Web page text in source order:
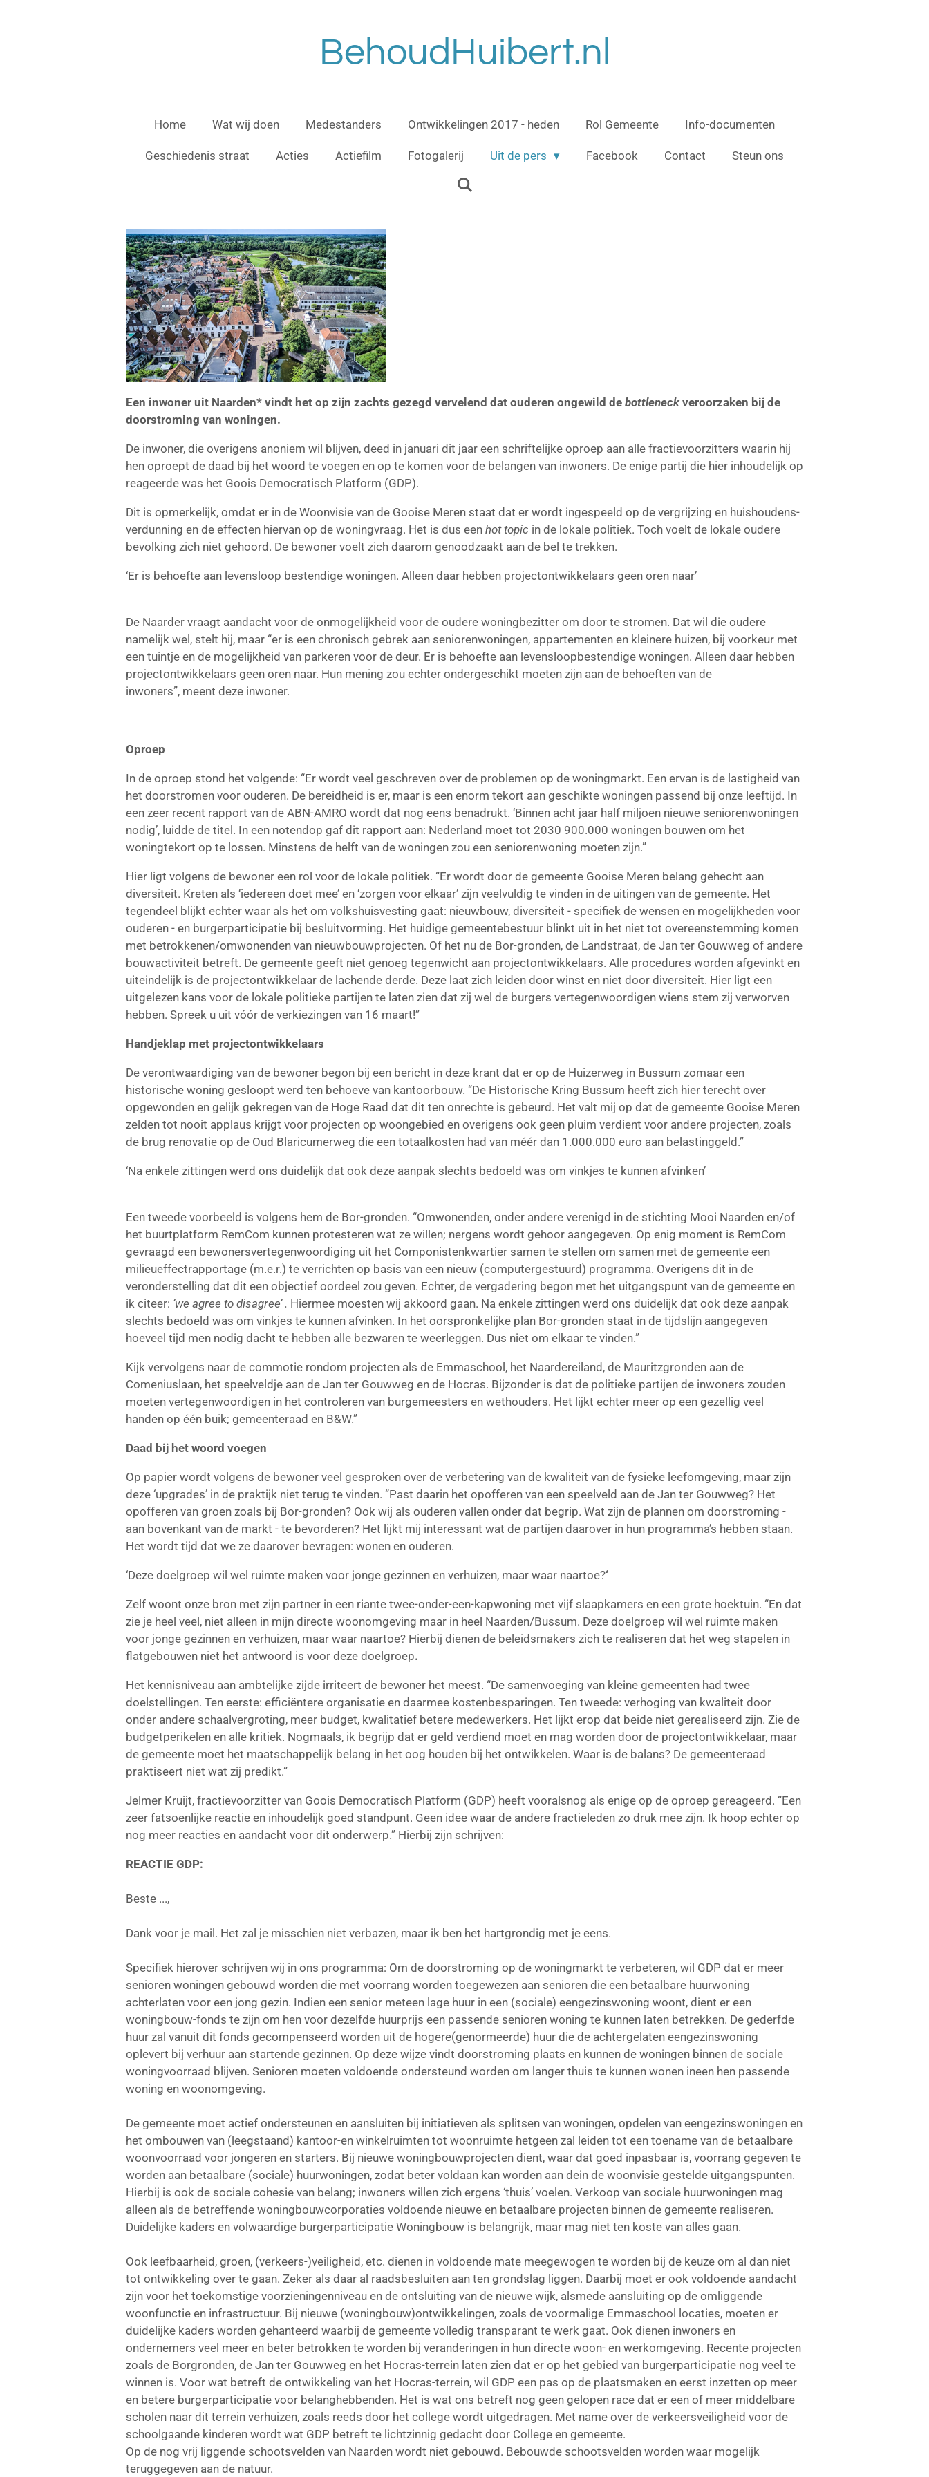
BehoudHuibert.nl
Home Wat wij doen Medestanders Ontwikkelingen 2017 - heden Rol Gemeente Info-documenten
Geschiedenis straat Acties Actiefilm Fotogalerij Uit de pers Facebook Contact Steun ons
Een inwoner uit Naarden* vindt het op zijn zachts gezegd vervelend dat ouderen ongewild de bottleneck veroorzaken bij de
doorstroming van woningen.
De inwoner, die overigens anoniem wil blijven, deed in januari dit jaar een schriftelijke oproep aan alle fractievoorzitters waarin hij
hen oproept de daad bij het woord te voegen en op te komen voor de belangen van inwoners. De enige partij die hier inhoudelijk op
reageerde was het Goois Democratisch Platform (GDP).
Dit is opmerkelijk, omdat er in de Woonvisie van de Gooise Meren staat dat er wordt ingespeeld op de vergrijzing en huishoudens-
verdunning en de effecten hiervan op de woningvraag. Het is dus een hot topic in de lokale politiek. Toch voelt de lokale oudere
bevolking zich niet gehoord. De bewoner voelt zich daarom genoodzaakt aan de bel te trekken.
‘Er is behoefte aan levensloop bestendige woningen. Alleen daar hebben projectontwikkelaars geen oren naar’
De Naarder vraagt aandacht voor de onmogelijkheid voor de oudere woningbezitter om door te stromen. Dat wil die oudere
namelijk wel, stelt hij, maar “er is een chronisch gebrek aan seniorenwoningen, appartementen en kleinere huizen, bij voorkeur met
een tuintje en de mogelijkheid van parkeren voor de deur. Er is behoefte aan levensloopbestendige woningen. Alleen daar hebben
projectontwikkelaars geen oren naar. Hun mening zou echter ondergeschikt moeten zijn aan de behoeften van de
inwoners”, meent deze inwoner.
Oproep
In de oproep stond het volgende: “Er wordt veel geschreven over de problemen op de woningmarkt. Een ervan is de lastigheid van
het doorstromen voor ouderen. De bereidheid is er, maar is een enorm tekort aan geschikte woningen passend bij onze leeftijd. In
een zeer recent rapport van de ABN-AMRO wordt dat nog eens benadrukt. ‘Binnen acht jaar half miljoen nieuwe seniorenwoningen
nodig’, luidde de titel. In een notendop gaf dit rapport aan: Nederland moet tot 2030 900.000 woningen bouwen om het
woningtekort op te lossen. Minstens de helft van de woningen zou een seniorenwoning moeten zijn.”
Hier ligt volgens de bewoner een rol voor de lokale politiek. “Er wordt door de gemeente Gooise Meren belang gehecht aan
diversiteit. Kreten als ‘iedereen doet mee’ en ‘zorgen voor elkaar’ zijn veelvuldig te vinden in de uitingen van de gemeente. Het
tegendeel blijkt echter waar als het om volkshuisvesting gaat: nieuwbouw, diversiteit - specifiek de wensen en mogelijkheden voor
ouderen - en burgerparticipatie bij besluitvorming. Het huidige gemeentebestuur blinkt uit in het niet tot overeenstemming komen
met betrokkenen/omwonenden van nieuwbouwprojecten. Of het nu de Bor-gronden, de Landstraat, de Jan ter Gouwweg of andere
bouwactiviteit betreft. De gemeente geeft niet genoeg tegenwicht aan projectontwikkelaars. Alle procedures worden afgevinkt en
uiteindelijk is de projectontwikkelaar de lachende derde. Deze laat zich leiden door winst en niet door diversiteit. Hier ligt een
uitgelezen kans voor de lokale politieke partijen te laten zien dat zij wel de burgers vertegenwoordigen wiens stem zij verworven
hebben. Spreek u uit vóór de verkiezingen van 16 maart!”
Handjeklap met projectontwikkelaars
De verontwaardiging van de bewoner begon bij een bericht in deze krant dat er op de Huizerweg in Bussum zomaar een
historische woning gesloopt werd ten behoeve van kantoorbouw. “De Historische Kring Bussum heeft zich hier terecht over
opgewonden en gelijk gekregen van de Hoge Raad dat dit ten onrechte is gebeurd. Het valt mij op dat de gemeente Gooise Meren
zelden tot nooit applaus krijgt voor projecten op woongebied en overigens ook geen pluim verdient voor andere projecten, zoals
de brug renovatie op de Oud Blaricumerweg die een totaalkosten had van méér dan 1.000.000 euro aan belastinggeld.”
‘Na enkele zittingen werd ons duidelijk dat ook deze aanpak slechts bedoeld was om vinkjes te kunnen afvinken’
Een tweede voorbeeld is volgens hem de Bor-gronden. “Omwonenden, onder andere verenigd in de stichting Mooi Naarden en/of
het buurtplatform RemCom kunnen protesteren wat ze willen; nergens wordt gehoor aangegeven. Op enig moment is RemCom
gevraagd een bewonersvertegenwoordiging uit het Componistenkwartier samen te stellen om samen met de gemeente een
milieueffectrapportage (m.e.r.) te verrichten op basis van een nieuw (computergestuurd) programma. Overigens dit in de
veronderstelling dat dit een objectief oordeel zou geven. Echter, de vergadering begon met het uitgangspunt van de gemeente en
ik citeer: ‘we agree to disagree’ . Hiermee moesten wij akkoord gaan. Na enkele zittingen werd ons duidelijk dat ook deze aanpak
slechts bedoeld was om vinkjes te kunnen afvinken. In het oorspronkelijke plan Bor-gronden staat in de tijdslijn aangegeven
hoeveel tijd men nodig dacht te hebben alle bezwaren te weerleggen. Dus niet om elkaar te vinden.”
Kijk vervolgens naar de commotie rondom projecten als de Emmaschool, het Naardereiland, de Mauritzgronden aan de
Comeniuslaan, het speelveldje aan de Jan ter Gouwweg en de Hocras. Bijzonder is dat de politieke partijen de inwoners zouden
moeten vertegenwoordigen in het controleren van burgemeesters en wethouders. Het lijkt echter meer op een gezellig veel
handen op één buik; gemeenteraad en B&W.”
Daad bij het woord voegen
Op papier wordt volgens de bewoner veel gesproken over de verbetering van de kwaliteit van de fysieke leefomgeving, maar zijn
deze ‘upgrades’ in de praktijk niet terug te vinden. “Past daarin het opofferen van een speelveld aan de Jan ter Gouwweg? Het
opofferen van groen zoals bij Bor-gronden? Ook wij als ouderen vallen onder dat begrip. Wat zijn de plannen om doorstroming -
aan bovenkant van de markt - te bevorderen? Het lijkt mij interessant wat de partijen daarover in hun programma’s hebben staan.
Het wordt tijd dat we ze daarover bevragen: wonen en ouderen.
‘Deze doelgroep wil wel ruimte maken voor jonge gezinnen en verhuizen, maar waar naartoe?‘
Zelf woont onze bron met zijn partner in een riante twee-onder-een-kapwoning met vijf slaapkamers en een grote hoektuin. “En dat
zie je heel veel, niet alleen in mijn directe woonomgeving maar in heel Naarden/Bussum. Deze doelgroep wil wel ruimte maken
voor jonge gezinnen en verhuizen, maar waar naartoe? Hierbij dienen de beleidsmakers zich te realiseren dat het weg stapelen in
flatgebouwen niet het antwoord is voor deze doelgroep.
Het kennisniveau aan ambtelijke zijde irriteert de bewoner het meest. “De samenvoeging van kleine gemeenten had twee
doelstellingen. Ten eerste: efficiëntere organisatie en daarmee kostenbesparingen. Ten tweede: verhoging van kwaliteit door
onder andere schaalvergroting, meer budget, kwalitatief betere medewerkers. Het lijkt erop dat beide niet gerealiseerd zijn. Zie de
budgetperikelen en alle kritiek. Nogmaals, ik begrijp dat er geld verdiend moet en mag worden door de projectontwikkelaar, maar
de gemeente moet het maatschappelijk belang in het oog houden bij het ontwikkelen. Waar is de balans? De gemeenteraad
praktiseert niet wat zij predikt.”
Jelmer Kruijt, fractievoorzitter van Goois Democratisch Platform (GDP) heeft vooralsnog als enige op de oproep gereageerd. “Een
zeer fatsoenlijke reactie en inhoudelijk goed standpunt. Geen idee waar de andere fractieleden zo druk mee zijn. Ik hoop echter op
nog meer reacties en aandacht voor dit onderwerp.” Hierbij zijn schrijven:
REACTIE GDP:
Beste ...,
Dank voor je mail. Het zal je misschien niet verbazen, maar ik ben het hartgrondig met je eens.
Specifiek hierover schrijven wij in ons programma: Om de doorstroming op de woningmarkt te verbeteren, wil GDP dat er meer
senioren woningen gebouwd worden die met voorrang worden toegewezen aan senioren die een betaalbare huurwoning
achterlaten voor een jong gezin. Indien een senior meteen lage huur in een (sociale) eengezinswoning woont, dient er een
woningbouw-fonds te zijn om hen voor dezelfde huurprijs een passende senioren woning te kunnen laten betrekken. De gederfde
huur zal vanuit dit fonds gecompenseerd worden uit de hogere(genormeerde) huur die de achtergelaten eengezinswoning
oplevert bij verhuur aan startende gezinnen. Op deze wijze vindt doorstroming plaats en kunnen de woningen binnen de sociale
woningvoorraad blijven. Senioren moeten voldoende ondersteund worden om langer thuis te kunnen wonen ineen hen passende
woning en woonomgeving.
De gemeente moet actief ondersteunen en aansluiten bij initiatieven als splitsen van woningen, opdelen van eengezinswoningen en
het ombouwen van (leegstaand) kantoor-en winkelruimten tot woonruimte hetgeen zal leiden tot een toename van de betaalbare
woonvoorraad voor jongeren en starters. Bij nieuwe woningbouwprojecten dient, waar dat goed inpasbaar is, voorrang gegeven te
worden aan betaalbare (sociale) huurwoningen, zodat beter voldaan kan worden aan dein de woonvisie gestelde uitgangspunten.
Hierbij is ook de sociale cohesie van belang; inwoners willen zich ergens ‘thuis’ voelen. Verkoop van sociale huurwoningen mag
alleen als de betreffende woningbouwcorporaties voldoende nieuwe en betaalbare projecten binnen de gemeente realiseren.
Duidelijke kaders en volwaardige burgerparticipatie Woningbouw is belangrijk, maar mag niet ten koste van alles gaan.
Ook leefbaarheid, groen, (verkeers-)veiligheid, etc. dienen in voldoende mate meegewogen te worden bij de keuze om al dan niet
tot ontwikkeling over te gaan. Zeker als daar al raadsbesluiten aan ten grondslag liggen. Daarbij moet er ook voldoende aandacht
zijn voor het toekomstige voorzieningenniveau en de ontsluiting van de nieuwe wijk, alsmede aansluiting op de omliggende
woonfunctie en infrastructuur. Bij nieuwe (woningbouw)ontwikkelingen, zoals de voormalige Emmaschool locaties, moeten er
duidelijke kaders worden gehanteerd waarbij de gemeente volledig transparant te werk gaat. Ook dienen inwoners en
ondernemers veel meer en beter betrokken te worden bij veranderingen in hun directe woon- en werkomgeving. Recente projecten
zoals de Borgronden, de Jan ter Gouwweg en het Hocras-terrein laten zien dat er op het gebied van burgerparticipatie nog veel te
winnen is. Voor wat betreft de ontwikkeling van het Hocras-terrein, wil GDP een pas op de plaatsmaken en eerst inzetten op meer
en betere burgerparticipatie voor belanghebbenden. Het is wat ons betreft nog geen gelopen race dat er een of meer middelbare
scholen naar dit terrein verhuizen, zoals reeds door het college wordt uitgedragen. Met name over de verkeersveiligheid voor de
schoolgaande kinderen wordt wat GDP betreft te lichtzinnig gedacht door College en gemeente.
Op de nog vrij liggende schootsvelden van Naarden wordt niet gebouwd. Bebouwde schootsvelden worden waar mogelijk
teruggegeven aan de natuur.